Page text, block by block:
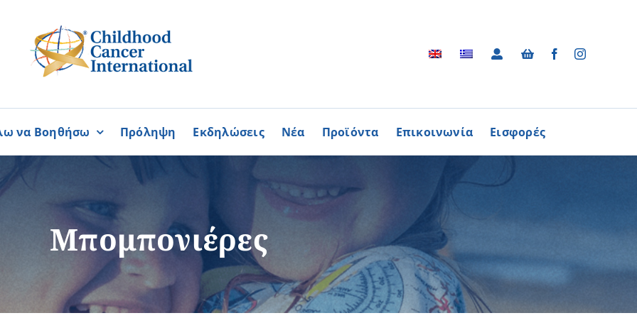
Παγκύπρια Συμμαχία Σπάνιων Παθήσεων
Παγκύπριο Συντονιστικό Συμβούλιο Εθελοντισμού
Ομοσπονδία Συνδέσμων Ασθενών Κύπρου
Φλόγα Ελλάδος
Φωτογραφικό Αρχείο
Βίντεο
Ραδιοφωνικές Διαφημίσεις
Διαφημίσεις / Φυλλάδια
Τα Τραγούδια
να Βοηθήσω
ΓΙΝΟΜΑΙ
Περισσότερα
ΓΙΝΟΜΑΙ
ΕΘΕΛΟΝΤΗΣ
Περισσότερα
ΑΓΟΡΑΖΩ
ΠΡΟΙΟΝΤΑ
Περισσότερα
Πρόληψη Εκδηλώσεις Νέα Προϊόντα Επικοινωνία Εισφορές
Μπομπονιέρες